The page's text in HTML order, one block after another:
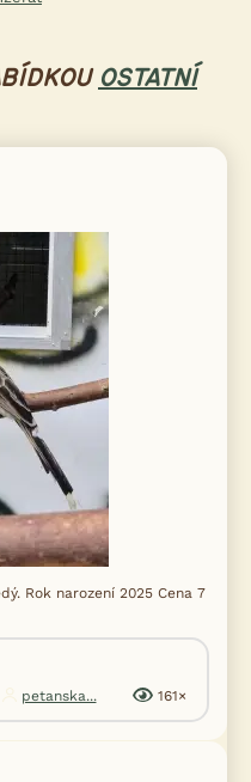
OSTATNÍ
Rok narození 2025 Cena 7
petanska... 161×